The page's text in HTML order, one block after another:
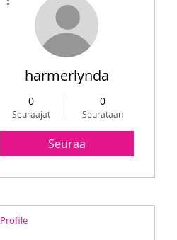
harmerlynda
0
Seuraajat
0
Seurataan
Seuraa
Profile